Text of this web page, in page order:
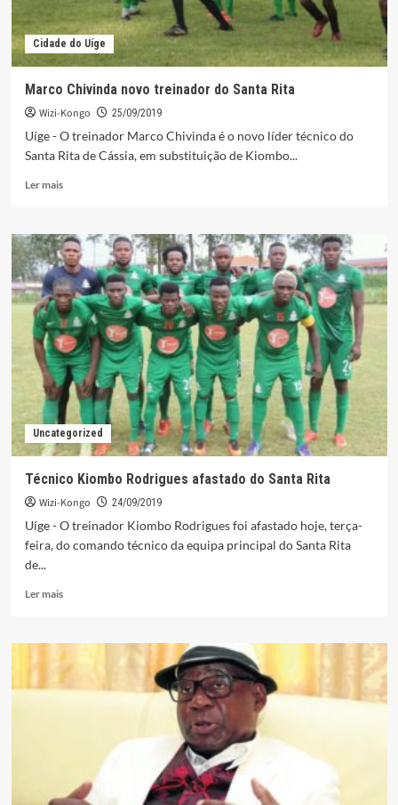
Cidade do Uíge
Marco Chivinda novo treinador do Santa Rita
Wizi-Kongo 25/09/2019
Uíge - O treinador Marco Chivinda é o novo líder técnico do
Santa Rita de Cássia, em substituição de Kiombo...
Ler maisLeia
Marco
Chivinda
novo
treinador
do
Santa
Rita
Uncategorized
Técnico Kiombo Rodrigues afastado do Santa Rita
Wizi-Kongo 24/09/2019
Uíge - O treinador Kiombo Rodrigues foi afastado hoje, terça-
feira, do comando técnico da equipa principal do Santa Rita
de...
Ler maisLeia
Técnico
afastado